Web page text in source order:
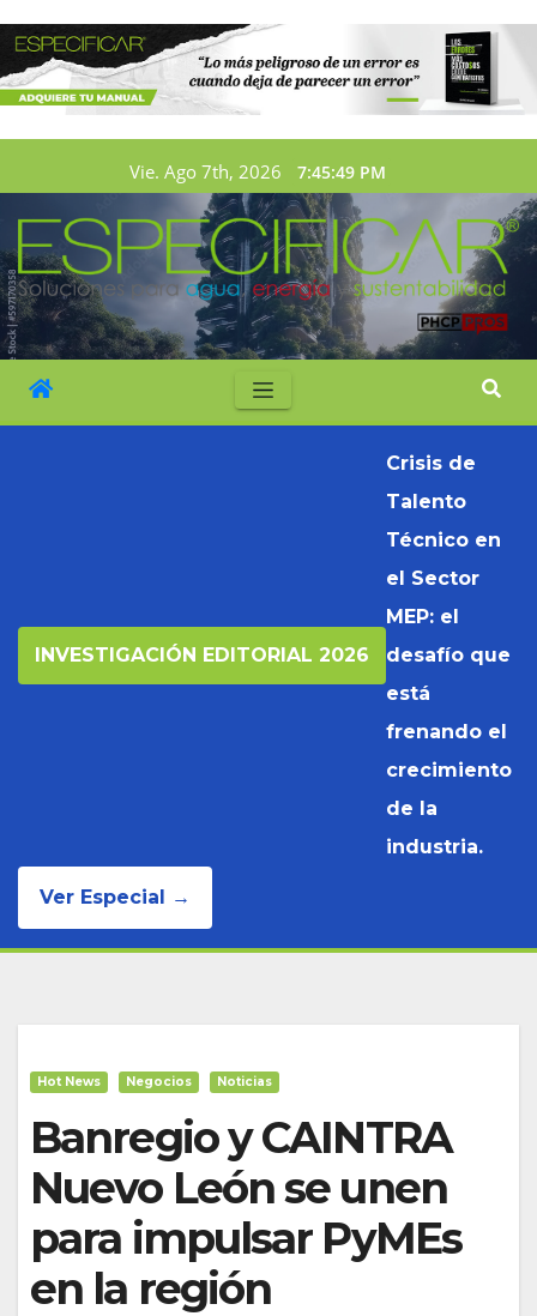
Vie. Ago 7th, 2026 7:45:50 PM
INVESTIGACIÓN EDITORIAL 2026
Crisis de
Talento
Técnico en
el Sector
MEP: el
desafío que
está
frenando el
crecimiento
de la
industria.
Ver Especial →
Hot News Negocios Noticias
Banregio y CAINTRA
Nuevo León se unen
para impulsar PyMEs
en la región